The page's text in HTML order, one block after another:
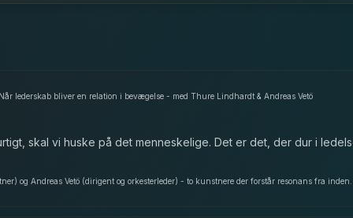
lederskab bliver en relation i bevægelse - med Thure Lindhardt & Andreas Vetö
skal vi huske på det menneskelige. Det er det, der dur i
og Andreas Vetö (dirigent og orkesterleder) - to kunstnere der forstår resonans fra inden.